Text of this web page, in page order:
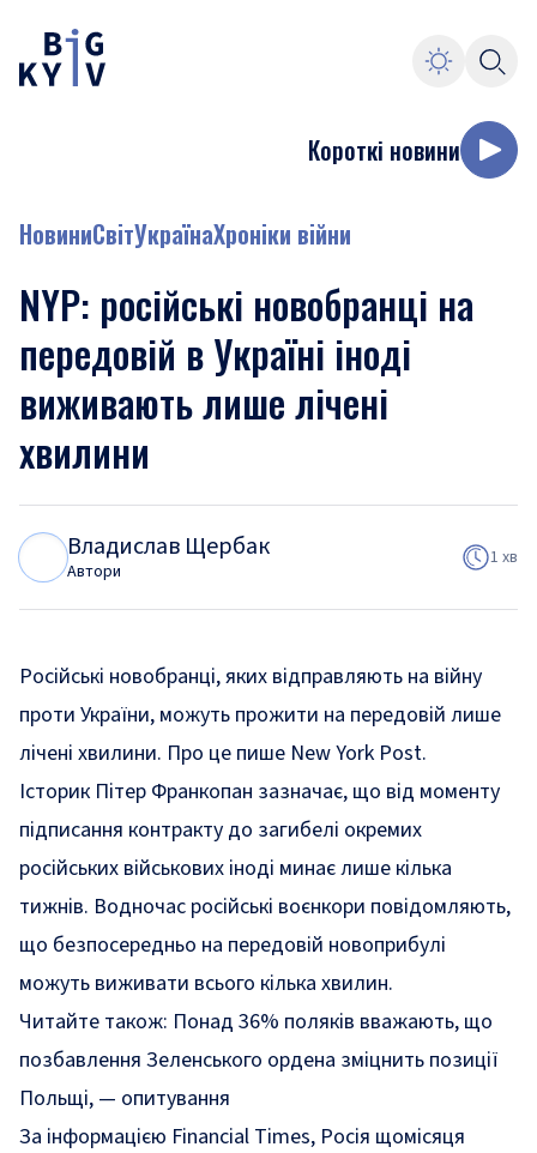
Короткі новини
НовиниСвітУкраїнаХроніки війни
NYP: російські новобранці на
передовій в Україні іноді
виживають лише лічені
хвилини
Владислав Щербак
Автори
1 хв
Російські новобранці, яких відправляють на війну
проти України, можуть прожити на передовій лише
лічені хвилини. Про це пише New York Post.
Історик Пітер Франкопан зазначає, що від моменту
підписання контракту до загибелі окремих
російських військових іноді минає лише кілька
тижнів. Водночас російські воєнкори повідомляють,
що безпосередньо на передовій новоприбулі
можуть виживати всього кілька хвилин.
Читайте також: Понад 36% поляків вважають, що
позбавлення Зеленського ордена зміцнить позиції
Польщі, — опитування
За інформацією Financial Times, Росія щомісяця